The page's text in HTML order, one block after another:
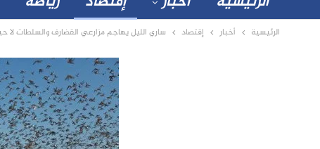
الرئيسية أخبار إقتصاد ساري الليل يهاجم مزارعي القضارف والسلطات لا